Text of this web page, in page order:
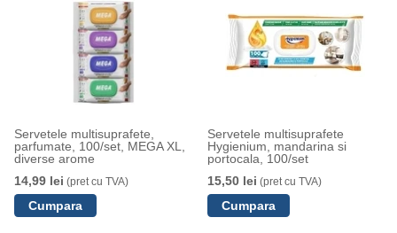
Servetele multisuprafete,
parfumate, 100/set, MEGA XL,
diverse arome
14,99 lei (pret cu TVA)
Servetele multisuprafete
Hygienium, mandarina si
portocala, 100/set
15,50 lei (pret cu TVA)